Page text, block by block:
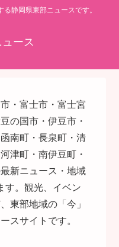
静岡県東部ニュースです。
ース
・富士市・富士宮
の国市・伊豆市・
南町・長泉町・清
津町・南伊豆町・
新ニュース・地域
す。観光、イベン
東部地域の「今」
スサイトです。